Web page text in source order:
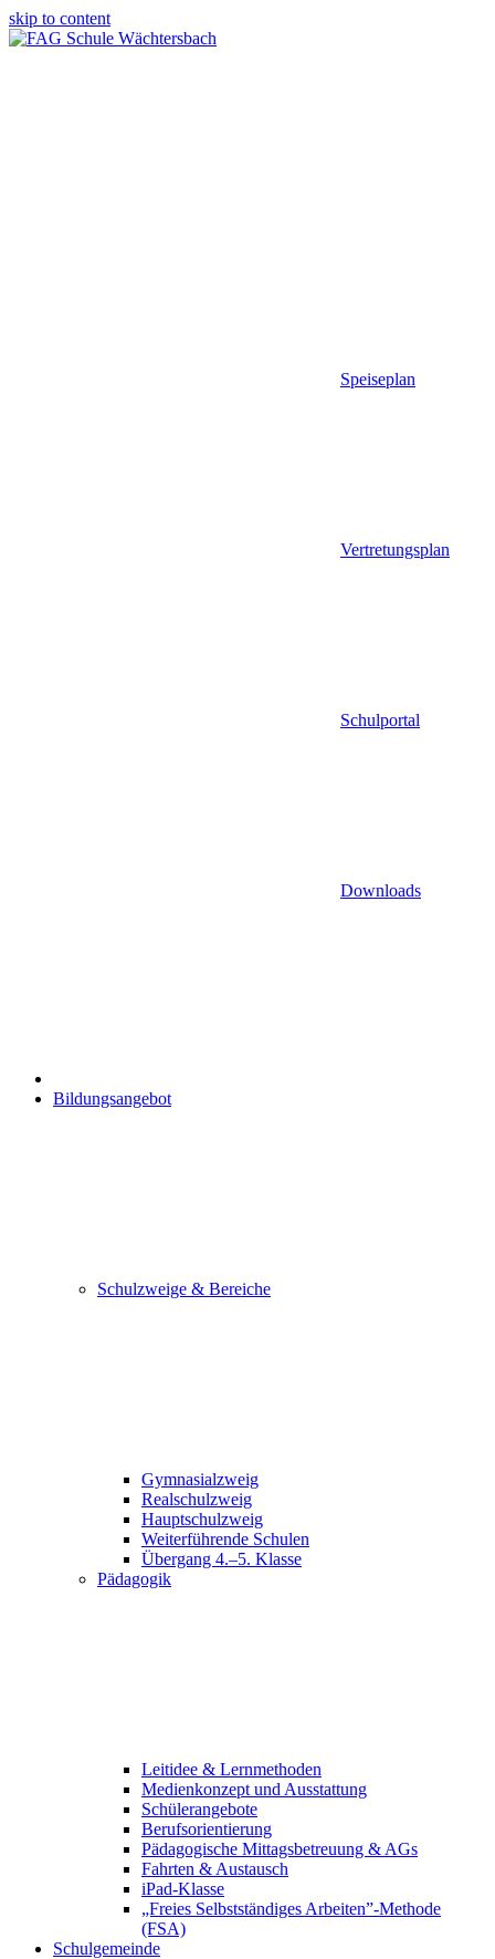
skip to content
Speiseplan
Vertretungsplan
Schulportal
Downloads
Bildungsangebot
Schulzweige & Bereiche
Gymnasialzweig
Realschulzweig
Hauptschulzweig
Weiterführende Schulen
Übergang 4.–5. Klasse
Pädagogik
Leitidee & Lernmethoden
Medienkonzept und Ausstattung
Schülerangebote
Berufsorientierung
Pädagogische Mittagsbetreuung & AGs
Fahrten & Austausch
iPad-Klasse
„Freies Selbstständiges Arbeiten”-Methode
(FSA)
Schulgemeinde